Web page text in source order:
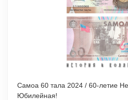
Самоа 60 тала 2024 / 60-летие
Юбилейная!